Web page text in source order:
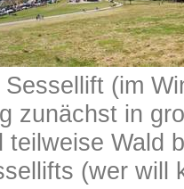
Sessellift (im
zunächst in
teilweise Wald
(wer will